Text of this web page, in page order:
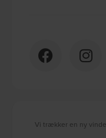
Vi trækker en ny